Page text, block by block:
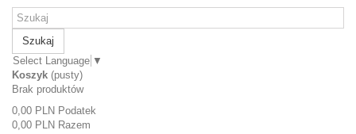
Szukaj
Select Language ▼
Koszyk (pusty)
Brak produktów
0,00 PLN Podatek
0,00 PLN Razem